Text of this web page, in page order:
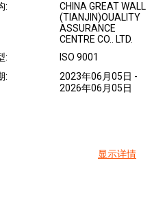
:
CHINA GREAT WALL
(TIANJIN)OUALITY
ASSURANCE
CENTRE CO.. LTD.
:
ISO 9001
: 2023年06月05日 -
2026年06月05日
显示详情